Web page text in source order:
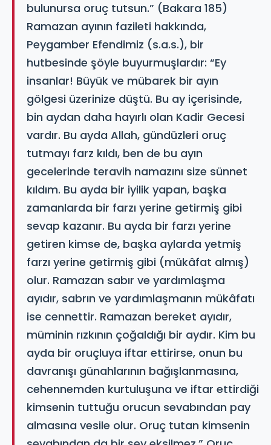
bulunursa oruç tutsun.” (Bakara 185)
Ramazan ayının fazileti hakkında,
Peygamber Efendimiz (s.a.s.), bir
hutbesinde şöyle buyurmuşlardır: “Ey
insanlar! Büyük ve mübarek bir ayın
gölgesi üzerinize düştü. Bu ay içerisinde,
bin aydan daha hayırlı olan Kadir Gecesi
vardır. Bu ayda Allah, gündüzleri oruç
tutmayı farz kıldı, ben de bu ayın
gecelerinde teravih namazını size sünnet
kıldım. Bu ayda bir iyilik yapan, başka
zamanlarda bir farzı yerine getirmiş gibi
sevap kazanır. Bu ayda bir farzı yerine
getiren kimse de, başka aylarda yetmiş
farzı yerine getirmiş gibi (mükâfat almış)
olur. Ramazan sabır ve yardımlaşma
ayıdır, sabrın ve yardımlaşmanın mükâfatı
ise cennettir. Ramazan bereket ayıdır,
müminin rızkının çoğaldığı bir aydır. Kim bu
ayda bir oruçluya iftar ettirirse, onun bu
davranışı günahlarının bağışlanmasına,
cehennemden kurtuluşuna ve iftar ettirdiği
kimsenin tuttuğu orucun sevabından pay
almasına vesile olur. Oruç tutan kimsenin